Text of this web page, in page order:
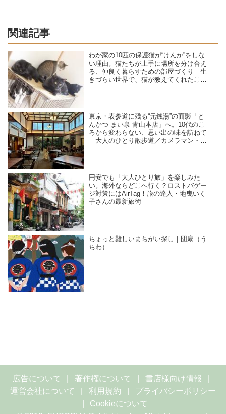
関連記事
わが家の10匹の保護猫が“けんか”をしな
い理由。猫たちが上手に場所を分け合え
る、仲良く暮らすための部屋づくり｜生
きづらい世界で、猫が教えてくれたこと
東京・表参道に残る“元銭湯”の面影「と
んかつ まい泉 青山本店」へ。10代のこ
ろから変わらない、思い出の味を訪ねて
｜大人のひとり散歩道／カメラマン・石
円安でも「大人ひとり旅」を楽しみた
い。海外ならどこへ行く？ロストバゲー
ジ対策にはAirTag！旅の達人・地曳いく
子さんの最新旅術
ちょっと難しいまちがい探し｜団扇（う
ちわ）
広告について 著作権について
書店様向け情報
運営会社について
利用規約
プライバシーポリシー
Cookieについて